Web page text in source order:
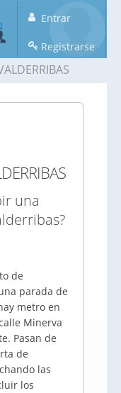
Entrar
Registrarse
una
de
parada de
metro en
Minerva
Pasan de
de
las
los